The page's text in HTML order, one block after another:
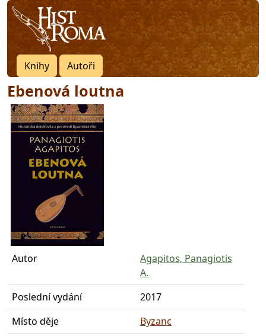
Knihy Autoři
Ebenová loutna
Autor
Agapitos, Panagiotis
A.
Poslední vydání
2017
Místo děje
Byzanc